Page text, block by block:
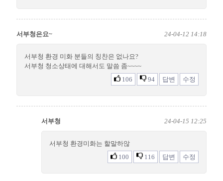
서부청은요~ 24-04-12 14:18
서부청 환경 미화 분들의 칭찬은 없나요?
서부청 청소상태에 대해서도 말씀 좀~~~~
106
94 답변 수정
서부청 24-04-15 12:25
서부청 환경미화는 할말하않
100
116 답변 수정